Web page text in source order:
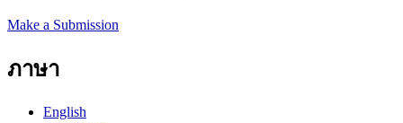
Make a Submission
ภาษา
English